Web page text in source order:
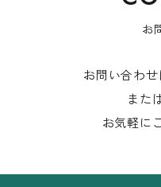
お
お問い合わせ
また
お気軽に